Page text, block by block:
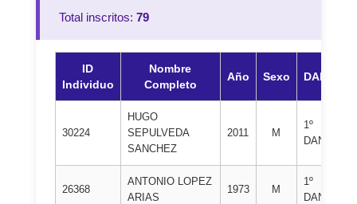
Total inscritos: 79
ID
Individuo
Nombre
Completo
Año Sexo DAN
30224
HUGO
SEPULVEDA
SANCHEZ
2011 M
1º
DAN
26368
ANTONIO LOPEZ
ARIAS
1973 M
1º
DAN